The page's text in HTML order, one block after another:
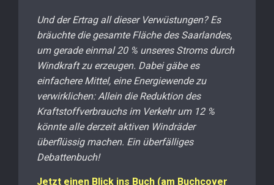
Und der Ertrag all dieser Verwüstungen? Es
bräuchte die gesamte Fläche des Saarlandes,
um gerade einmal 20 % unseres Stroms durch
Windkraft zu erzeugen. Dabei gäbe es
einfachere Mittel, eine Energiewende zu
verwirklichen: Allein die Reduktion des
Kraftstoffverbrauchs im Verkehr um 12 %
könnte alle derzeit aktiven Windräder
überflüssig machen. Ein überfälliges
Debattenbuch!
Jetzt einen Blick ins Buch (am Buchcover